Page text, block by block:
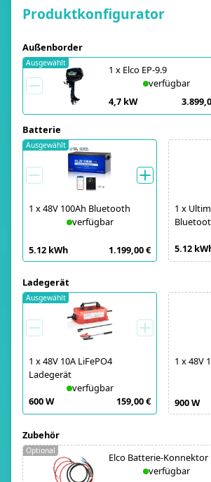
Produktkonfigurator
Außenborder
1 x Elco EP-9.9
verfügbar
4,7 kW
Ausgewählt
Batterie
1 x48V 100Ah Bluetooth
verfügbar
5.12 kWh 1.199,00 €
Ausgewählt
1 x
5.12
Ladegerät
1 x48V 10A LiFePO4
Ladegerät
verfügbar
600 W
159,00 €
Ausgewählt
1 x48V
900 W
Zubehör
Elco Batterie-Konnektor
verfügbar
Optional